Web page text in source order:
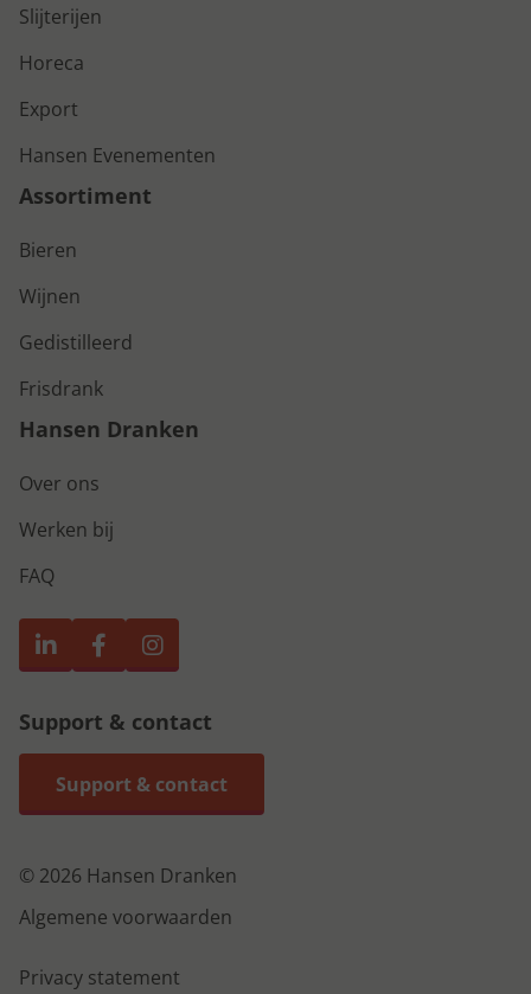
Slijterijen
Horeca
Export
Hansen Evenementen
Assortiment
Bieren
Wijnen
Gedistilleerd
Frisdrank
Hansen Dranken
Over ons
Werken bij
FAQ
Support & contact
Support & contact
© 2026 Hansen Dranken
Algemene voorwaarden
Privacy statement